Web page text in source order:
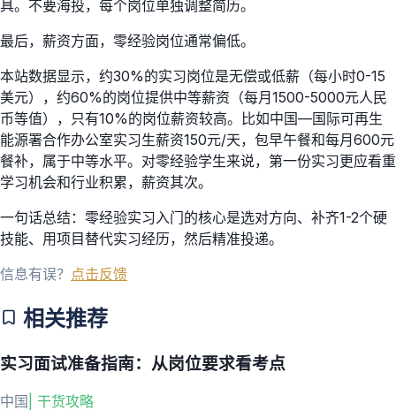
具。不要海投，每个岗位单独调整简历。
最后，薪资方面，零经验岗位通常偏低。
本站数据显示，约30%的实习岗位是无偿或低薪（每小时0-15
美元），约60%的岗位提供中等薪资（每月1500-5000元人民
币等值），只有10%的岗位薪资较高。比如中国—国际可再生
能源署合作办公室实习生薪资150元/天，包早午餐和每月600元
餐补，属于中等水平。对零经验学生来说，第一份实习更应看重
学习机会和行业积累，薪资其次。
一句话总结：零经验实习入门的核心是选对方向、补齐1-2个硬
技能、用项目替代实习经历，然后精准投递。
信息有误？ 点击反馈
相关推荐
实习面试准备指南：从岗位要求看考点
中国 干货攻略